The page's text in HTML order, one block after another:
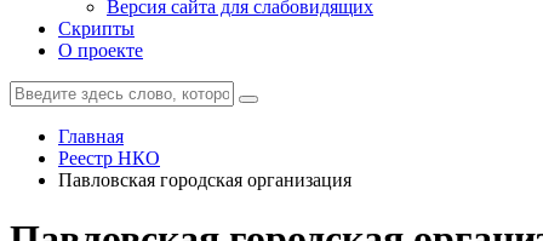
Версия сайта для слабовидящих
Скрипты
О проекте
Главная
Реестр НКО
Павловская городская организация